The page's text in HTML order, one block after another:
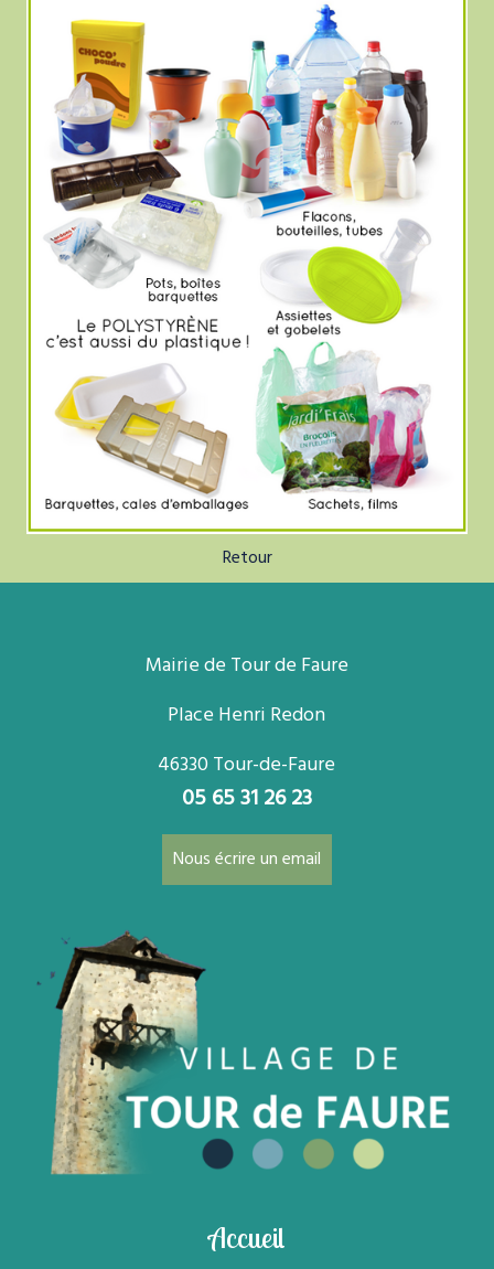
Retour
Mairie de Tour de Faure
Place Henri Redon
46330 Tour-de-Faure
05 65 31 26 23
Nous écrire un email
Accueil